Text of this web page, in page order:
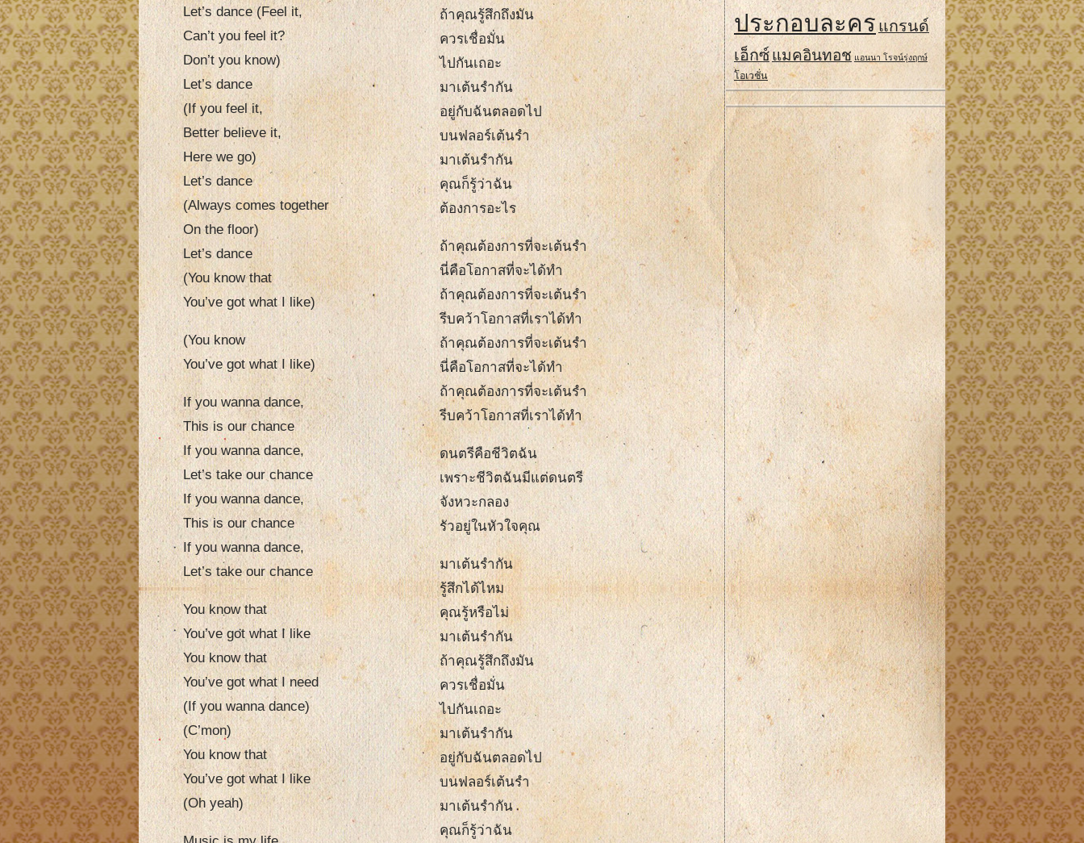
ประกอบละคร แกรนด์
เอ็กซ์แมคอินทอช แอนนา โรจน์รุ่งฤกษ์
โอเวชั่น
Let’s dance (Feel it,
Can’t you feel it?
Don’t you know)
Let’s dance
(If you feel it,
Better believe it,
Here we go)
Let’s dance
(Always comes together
On the floor)
Let’s dance
(You know that
You’ve got what I like)
(You know
You’ve got what I like)
If you wanna dance,
This is our chance
If you wanna dance,
Let’s take our chance
If you wanna dance,
This is our chance
If you wanna dance,
Let’s take our chance
You know that
You’ve got what I like
You know that
You’ve got what I need
(If you wanna dance)
(C’mon)
You know that
You’ve got what I like
(Oh yeah)
ถ้าคุณรู้สึกถึงมัน
ควรเชื่อมั่น
ไปกันเถอะ
มาเต้นรำกัน
อยู่กับฉันตลอดไป
บนฟลอร์เต้นรำ
มาเต้นรำกัน
คุณก็รู้ว่าฉัน
ต้องการอะไร
ถ้าคุณต้องการที่จะเต้นรำ
นี่คือโอกาสที่จะได้ทำ
ถ้าคุณต้องการที่จะเต้นรำ
รีบคว้าโอกาสที่เราได้ทำ
ถ้าคุณต้องการที่จะเต้นรำ
นี่คือโอกาสที่จะได้ทำ
ถ้าคุณต้องการที่จะเต้นรำ
รีบคว้าโอกาสที่เราได้ทำ
ดนตรีคือชีวิตฉัน
เพราะชีวิตฉันมีแต่ดนตรี
จังหวะกลอง
รัวอยู่ในหัวใจคุณ
มาเต้นรำกัน
รู้สึกได้ไหม
คุณรู้หรือไม่
มาเต้นรำกัน
ถ้าคุณรู้สึกถึงมัน
ควรเชื่อมั่น
ไปกันเถอะ
มาเต้นรำกัน
อยู่กับฉันตลอดไป
บนฟลอร์เต้นรำ
มาเต้นรำกัน
คุณก็รู้ว่าฉัน